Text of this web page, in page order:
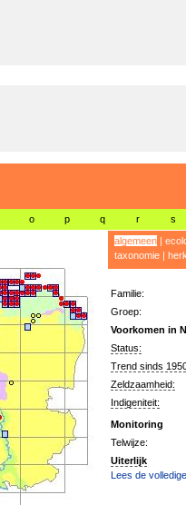
o p q r s
algemeen|
taxonomie|
Familie:
Groep:
Voorkomen in
Status:
Trend sinds
Zeldzaamheid:
Indigeniteit:
Monitoring
Telwijze:
Uiterlijk
Lees de